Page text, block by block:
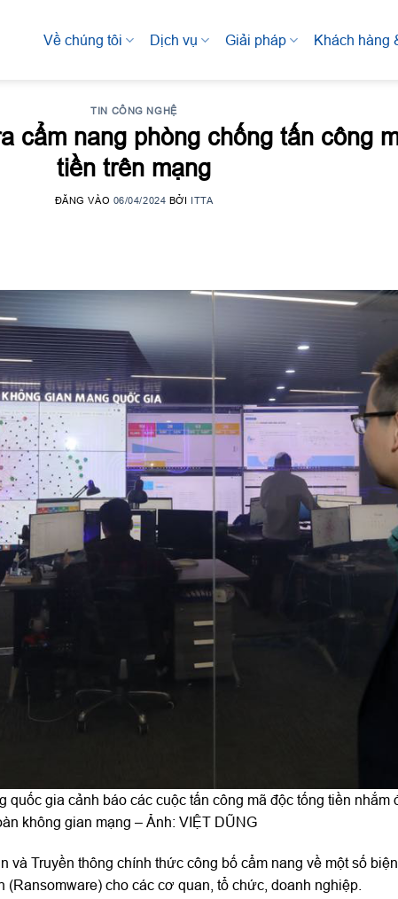
Về chúng tôi Dịch vụ Giải pháp Khách hàng
TIN CÔNG NGHỆ
cẩm nang phòng chống tấn công
tiền trên mạng
ĐĂNG VÀO 06/04/2024 BỞI ITTA
quốc gia cảnh báo các cuộc tấn công mã độc tống tiền nhắm
không gian mạng – Ảnh: VIỆT DŨNG
và Truyền thông chính thức công bố cẩm nang về một số
(Ransomware) cho các cơ quan, tổ chức, doanh nghiệp.